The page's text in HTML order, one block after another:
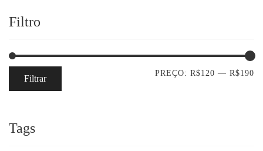
Filtro
Filtrar
PREÇO: R$120 — R$190
Tags